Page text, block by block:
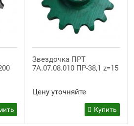
Звездочка ПРТ
7А.07.08.010 ПР-38,1 z=15
Цену уточняйте
Купить